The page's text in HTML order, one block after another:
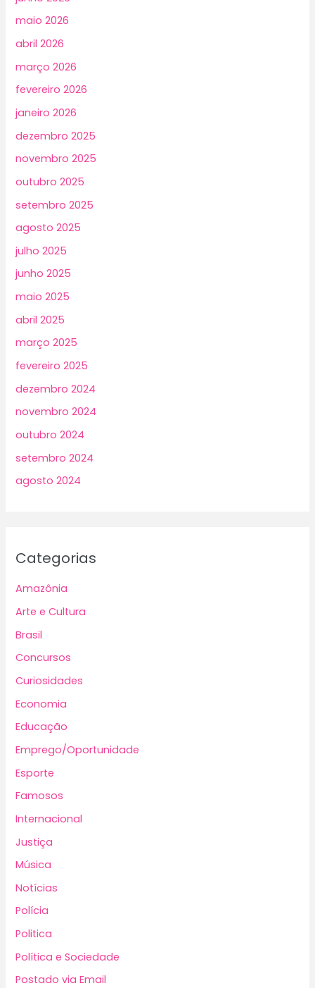
maio 2026
abril 2026
março 2026
fevereiro 2026
janeiro 2026
dezembro 2025
novembro 2025
outubro 2025
setembro 2025
agosto 2025
julho 2025
junho 2025
maio 2025
abril 2025
março 2025
fevereiro 2025
dezembro 2024
novembro 2024
outubro 2024
setembro 2024
agosto 2024
Categorias
Amazônia
Arte e Cultura
Brasil
Concursos
Curiosidades
Economia
Educação
Emprego/Oportunidade
Esporte
Famosos
Internacional
Justiça
Música
Notícias
Polícia
Politica
Política e Sociedade
Postado via Email